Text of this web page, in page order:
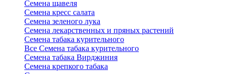
Семена щавеля
Семена кресс салата
Семена зеленого лука
Семена лекарственных и пряных растений
Семена табака курительного
Все Семена табака курительного
Семена табака Вирджиния
Семена крепкого табака